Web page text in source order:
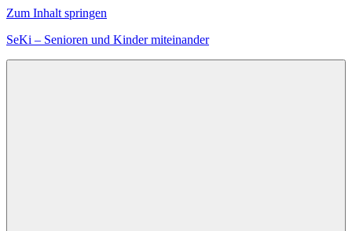
Zum Inhalt springen
SeKi – Senioren und Kinder miteinander